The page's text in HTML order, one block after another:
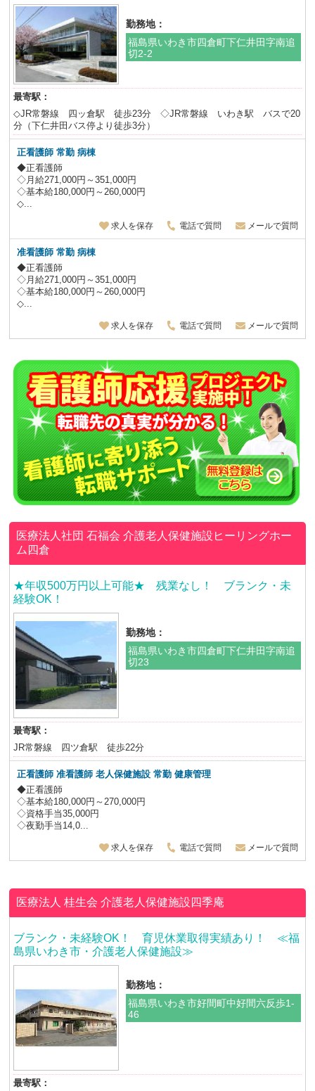
勤務地：
福島県いわき市四倉町下仁井田字南追
切2-2
最寄駅：
◇JR常磐線 四ッ倉駅 徒歩23分 ◇JR常磐線 いわき駅 バスで20
分（下仁井田バス停より徒歩3分）
正看護師 常勤 病棟
◆正看護師
◇月給271,000円～351,000円
◇基本給180,000円～260,000円
◇...
求人を保存 電話で質問 メールで質問
准看護師 常勤 病棟
◆正看護師
◇月給271,000円～351,000円
◇基本給180,000円～260,000円
◇...
求人を保存 電話で質問 メールで質問
医療法人社団 石福会介護老人保健施設ヒーリングホー
ム四倉
★年収500万円以上可能★ 残業なし！ ブランク・未
経験OK！
勤務地：
福島県いわき市四倉町下仁井田字南追
切23
最寄駅：
JR常磐線 四ツ倉駅 徒歩22分
正看護師 准看護師 老人保健施設常勤 健康管理
◆正看護師
◇基本給180,000円～270,000円
◇資格手当35,000円
◇夜勤手当14,0...
求人を保存 電話で質問 メールで質問
医療法人 桂生会介護老人保健施設四季庵
ブランク・未経験OK！ 育児休業取得実績あり！ ≪福
島県いわき市・介護老人保健施設≫
勤務地：
福島県いわき市好間町中好間六反歩1-
46
最寄駅：